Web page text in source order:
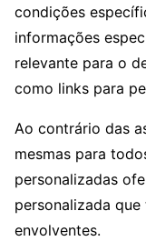
condições
informações
relevante para o
como links para
Ao contrário das
mesmas para
personalizadas
personalizada
envolventes.